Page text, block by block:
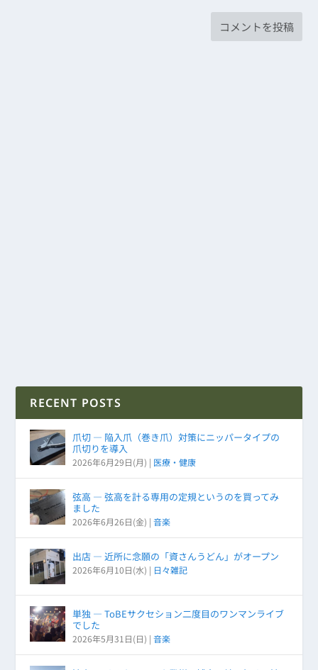
RECENT POSTS
爪切 ― 陥入爪（巻き爪）対策にニッパータイプの
爪切りを導入
2026年6月29日(月) | 医療・健康
弦高 ― 弦高を計る専用の定規というのを買ってみ
ました
2026年6月26日(金) |音楽
出店 ― 近所に念願の「資さんうどん」がオープン
2026年6月10日(水) | 日々雑記
単独 ― ToBEサクセション二度目のワンマンライブ
でした
2026年5月31日(日) |音楽